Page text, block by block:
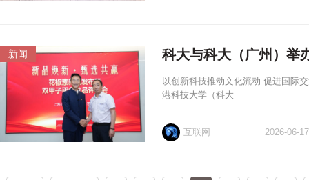
新闻 科大与科大（广州）举
以创新科技推动文化流动 促进国际
港科技大学（科大
互联网 2026-06-17